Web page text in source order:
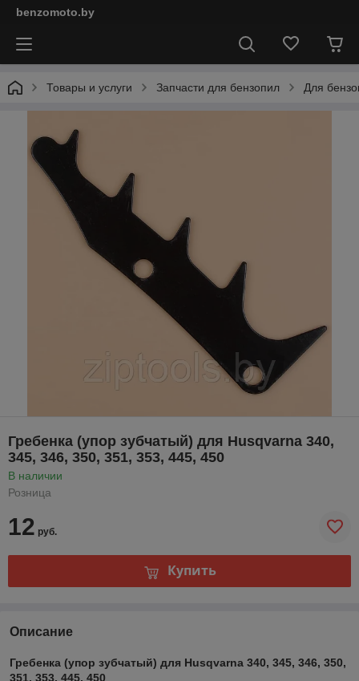
benzomoto.by
Товары и услуги Запчасти для бензопил Для
Гребенка (упор зубчатый) для Husqvarna 340,
345, 346, 350, 351, 353, 445, 450
В наличии
Розница
12 руб.
Купить
Описание
Гребенка (упор зубчатый) для Husqvarna 340, 345, 346, 350,
351, 353, 445, 450